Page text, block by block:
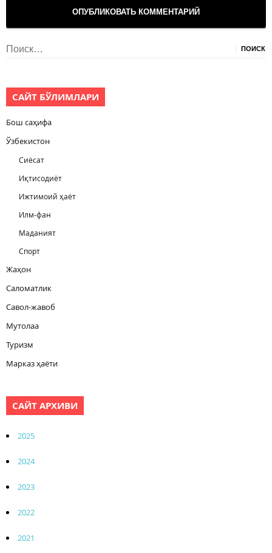
Найти:
САЙТ БЎЛИМЛАРИ
Бош саҳифа
Ўзбекистон
Сиёсат
Иқтисодиёт
Ижтимоий ҳаёт
Илм-фан
Маданият
Спорт
Жаҳон
Саломатлик
Савол-жавоб
Мутолаа
Туризм
Марказ ҳаёти
САЙТ АРХИВИ
2025
2024
2023
2022
2021